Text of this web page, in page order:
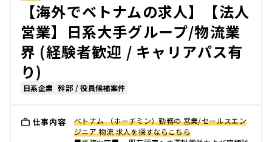
【海外でベトナムの求人】【法人
営業】日系大手グループ/物流業
界 (経験者歓迎 / キャリアパス有
り)
日系企業 幹部 / 役員候補案件
仕事内容
ベトナム （ホーチミン）勤務の 営業/セールスエン
ジニア 物流 求人を探すならこちら